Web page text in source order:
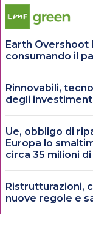
Earth Overshoot
consumando il
Rinnovabili,
degli
Ue, obbligo di
Europa lo
circa 35 milioni
Ristrutturazioni,
nuove regole e